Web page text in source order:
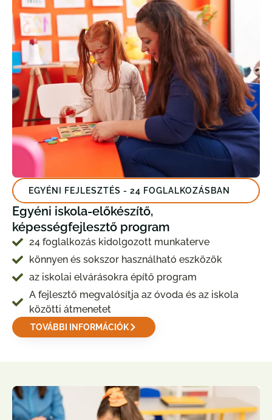
EGYÉNI FEJLESZTÉS - 24 FOGLALKOZÁSBAN
Egyéni iskola-előkészítő,
képességfejlesztő program
24 foglalkozás kidolgozott munkaterve
könnyen és sokszor használható eszközök
az iskolai elvárásokra építő program
A fejlesztő megvalósítja az óvoda és az iskola
közötti átmenetet
TOVÁBBI INFORMÁCIÓK